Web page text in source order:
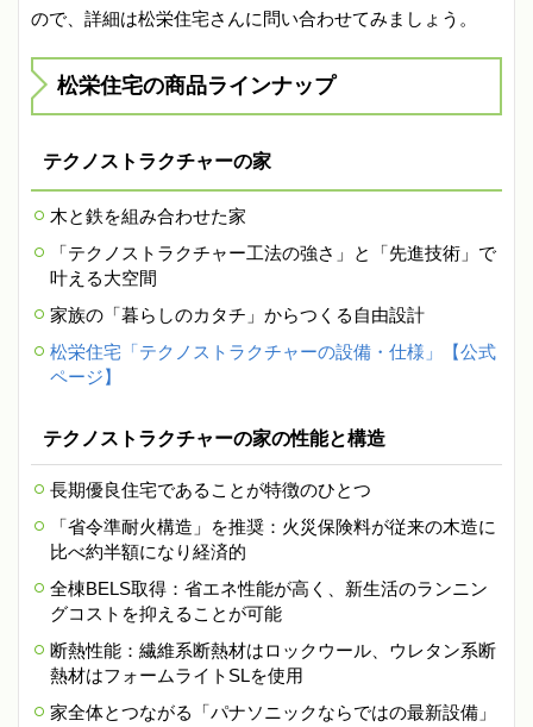
ので、詳細は松栄住宅さんに問い合わせてみましょう。
松栄住宅の商品ラインナップ
テクノストラクチャーの家
木と鉄を組み合わせた家
「テクノストラクチャー工法の強さ」と「先進技術」で
叶える大空間
家族の「暮らしのカタチ」からつくる自由設計
松栄住宅「テクノストラクチャーの設備・仕様」【公式
ページ】
テクノストラクチャーの家の性能と構造
長期優良住宅であることが特徴のひとつ
「省令準耐火構造」を推奨：火災保険料が従来の木造に
比べ約半額になり経済的
全棟BELS取得：省エネ性能が高く、新生活のランニン
グコストを抑えることが可能
断熱性能：繊維系断熱材はロックウール、ウレタン系断
熱材はフォームライトSLを使用
家全体とつながる「パナソニックならではの最新設備」